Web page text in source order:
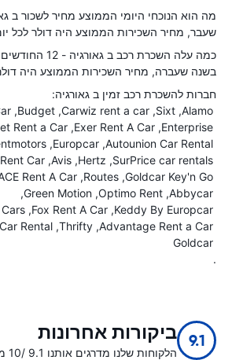
מה הוא הנוכחי היומי הממוצע מחיר לשכור ב
שעבר, מחיר השכירות הממוצע היה דולר לכל
כמה עלה השכרת רכב ב
בשנה שעברה, מחיר השכירות הממוצע היה
חברות להשכרת רכב זמין ב גאורגיה:
Alamo
Sixt
Carwiz rent a car
Budget
Enterprise
Exer Rent A Car
Rent a Car
Autounion Car Rental
Europcar
SurPrice car rentals
Hertz
Avis
Car
Goldcar Key'n Go
Routes
Rent A Car
Abbycar
Optimo Rent
Green Motion
Keddy By Europcar
Fox Rent A Car
Advantage Rent a Car
Thrifty
Rental
Goldcar
.
9.1 ביקורות אחרונות
הלקוחות שלנו מדרגים אותנו 9.1 /10 מתוך 12842